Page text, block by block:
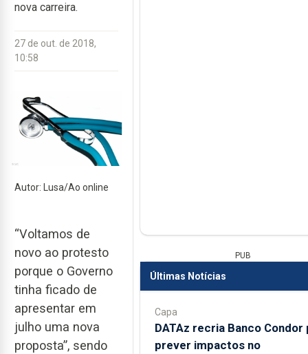
nova carreira.
27 de out. de 2018,
10:58
Autor: Lusa/Ao online
“Voltamos de
novo ao protesto
porque o Governo
tinha ficado de
apresentar em
julho uma nova
proposta”, sendo
PUB
Últimas Notícias
Capa
DATAz recria Banco Condor
prever impactos no